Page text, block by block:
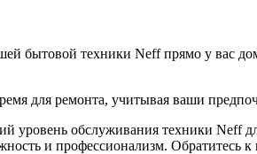
бытовой техники Neff прямо у вас
для ремонта, учитывая ваши
обслуживания техники Neff
и профессионализм. Обратитесь